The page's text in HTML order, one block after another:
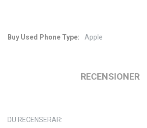
Mer
Apple
RECENSIONER
DU RECENSERAR: